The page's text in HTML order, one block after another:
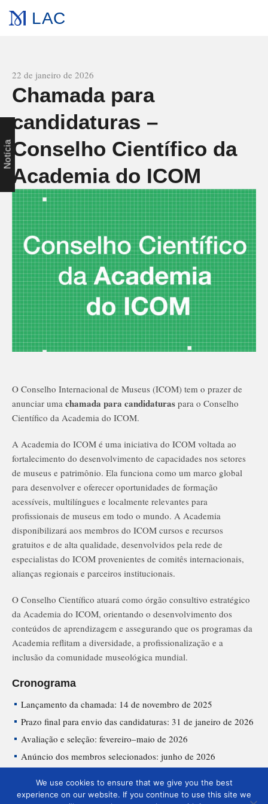
LAC
22 de janeiro de 2026
Chamada para
candidaturas –
Conselho Científico da
Academia do ICOM
d
a
O Conselho Internacional de Museus (ICOM) tem o prazer de
anunciar uma chamada para candidaturas para o Conselho
Científico da Academia do ICOM.
A Academia do ICOM é uma iniciativa do ICOM voltada ao
fortalecimento do desenvolvimento de capacidades nos setores
de museus e patrimônio. Ela funciona como um marco global
para desenvolver e oferecer oportunidades de formação
acessíveis, multilíngues e localmente relevantes para
profissionais de museus em todo o mundo. A Academia
disponibilizará aos membros do ICOM cursos e recursos
gratuitos e de alta qualidade, desenvolvidos pela rede de
especialistas do ICOM provenientes de comitês internacionais,
alianças regionais e parceiros institucionais.
O Conselho Científico atuará como órgão consultivo estratégico
da Academia do ICOM, orientando o desenvolvimento dos
conteúdos de aprendizagem e assegurando que os programas da
Academia reflitam a diversidade, a profissionalização e a
inclusão da comunidade museológica mundial.
Cronograma
Lançamento da chamada: 14 de novembro de 2025
Prazo final para envio das candidaturas: 31 de janeiro de 2026
Avaliação e seleção: fevereiro–maio de 2026
Anúncio dos membros selecionados: junho de 2026
Todas as informações para participar estão disponíveis aqui. (Em
Espanhol)
We use cookies to ensure that we give you the best
experience on our website. If you continue to use this site we